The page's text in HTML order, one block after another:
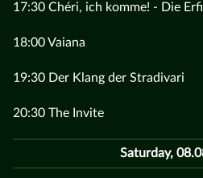
17:30 Chéri, ich komme! - Die
18:00 Vaiana
19:30 Der Klang der Stradivari
20:30 The Invite
Saturday,